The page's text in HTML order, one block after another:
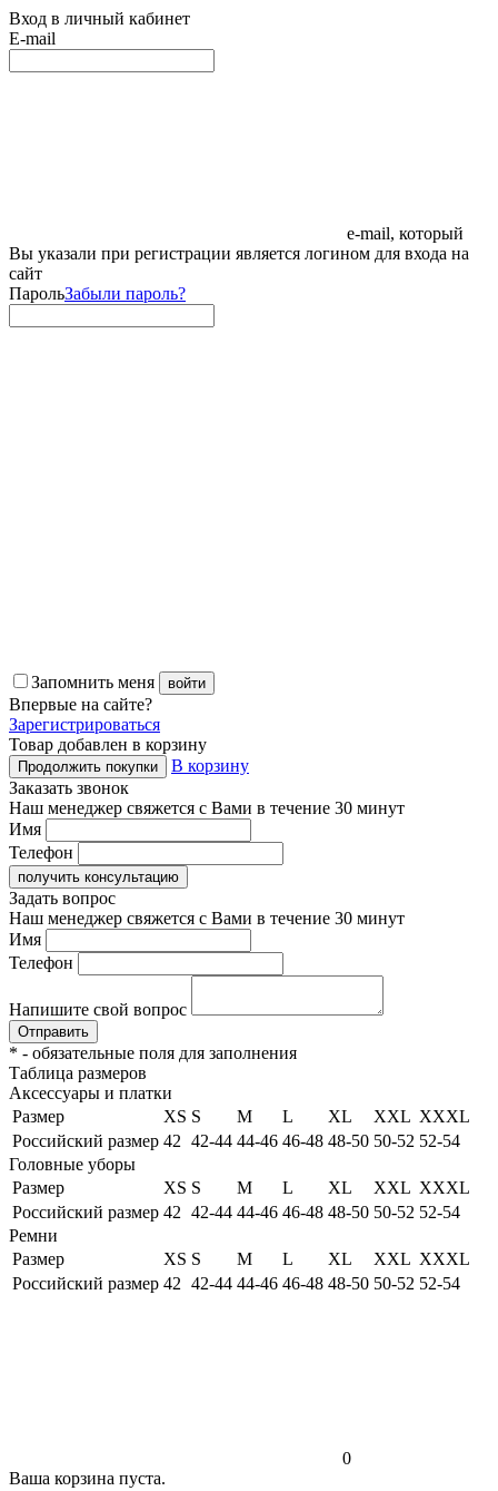
Вход в личный кабинет
E-mail
e-mail, который
Вы указали при регистрации является логином для входа на
сайт
ПарольЗабыли пароль?
Запомнить меня войти
Впервые на сайте?
Зарегистрироваться
Товар добавлен в корзину
Продолжить покупки
В корзину
Заказать звонок
Наш менеджер свяжется с Вами в течение 30 минут
Имя
Телефон
получить консультацию
Задать вопрос
Наш менеджер свяжется с Вами в течение 30 минут
Имя
Телефон
Напишите свой вопрос
Отправить
* - обязательные поля для заполнения
Таблица размеров
Аксессуары и платки
Размер
XS S M L XL XXL XXXL
Российский размер 42 42-44 44-46 46-48 48-50 50-52 52-54
Головные уборы
Размер
XS S M L XL XXL XXXL
Российский размер 42 42-44 44-46 46-48 48-50 50-52 52-54
Ремни
Размер
XS S M L XL XXL XXXL
Российский размер 42 42-44 44-46 46-48 48-50 50-52 52-54
0
Ваша корзина пуста.